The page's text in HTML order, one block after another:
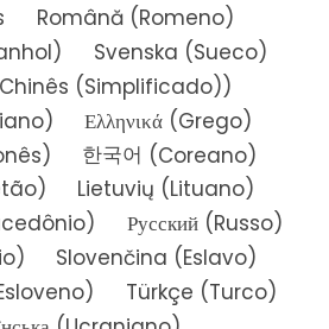
Română(Romeno)
) Svenska (Sueco)
Chinês (Simplificado))
) Ελληνικά (Grego)
) 한국어 (Coreano)
) Lietuvių (Lituano)
) Русский(Russo)
) Slovenčina (Eslavo)
) Türkçe (Turco)